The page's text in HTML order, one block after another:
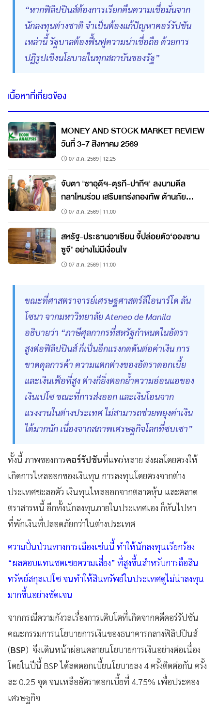
“หากฟิลิปปินส์ต้องการเรียกคืนความเชื่อมั่นจาก
นักลงทุนต่างชาติ จำเป็นต้องแก้ปัญหาคอร์รัปชัน
เหล่านี้ รัฐบาลต้องฟื้นฟูความน่าเชื่อถือ ด้วยการ
ปฏิรูปเชิงนโยบายในทุกสถาบันของรัฐ”
เนื้อหาที่เกี่ยวข้อง
MONEY AND STOCK MARKET REVIEW
วันที่ 3-7 สิงหาคม 2569
07 ส.ค. 2569 | 12:25
จับตา 'ซาอุดีฯ-ตุรกี-ปากีฯ' ลงนามดีล
กลาโหมร่วม เสริมแกร่งกองทัพ ต้านภัย
คุกคาม
07 ส.ค. 2569 | 11:00
สหรัฐ-ประธานอาเซียน จี้ปล่อยตัว‘อองซาน
ซูจี’ อย่างไม่มีเงื่อนไข
07 ส.ค. 2569 | 11:00
ขณะที่ศาสตราจารย์เศรษฐศาสตร์ลีโอนาร์โด ลัน
โซนา จากมหาวิทยาลัย Ateneo de Manila
อธิบายว่า “ภาษีศุลกากรที่สหรัฐกำหนดในอัตรา
สูงต่อฟิลิปปินส์ ก็เป็นอีกแรงกดดันต่อค่าเงิน การ
ขาดดุลการค้า ความแตกต่างของอัตราดอกเบี้ย
และเงินเฟ้อที่สูง ต่างก็ยิ่งตอกย้ำความอ่อนแอของ
เงินเปโซ ขณะที่การส่งออก และเงินโอนจาก
แรงงานในต่างประเทศ ไม่สามารถช่วยพยุงค่าเงิน
ได้มากนัก เนื่องจากสภาพเศรษฐกิจโลกที่ซบเซา”
ทั้งนี้ ภาพของการคอร์รัปชันที่แพร่หลาย ส่งผลโดยตรงให้
เกิดการไหลออกของเงินทุน การลงทุนโดยตรงจากต่าง
ประเทศชะลอตัว เงินทุนไหลออกจากตลาดหุ้น และตลาด
ตราสารหนี้ อีกทั้งนักลงทุนภายในประเทศเอง ก็หันไปหา
ที่พักเงินที่ปลอดภัยกว่าในต่างประเทศ
ความปั่นป่วนทางการเมืองเช่นนี้ ทำให้นักลงทุนเรียกร้อง
“ผลตอบแทนชดเชยความเสี่ยง” ที่สูงขึ้นสำหรับการถือสิน
ทรัพย์สกุลเปโซ จนทำให้สินทรัพย์ในประเทศดูไม่น่าลงทุน
มากขึ้นอย่างชัดเจน
จากกรณีความกังวลเรื่องการเติบโตที่เกิดจากคดีคอร์รัปชัน
คณะกรรมการนโยบายการเงินของธนาคารกลางฟิลิปปินส์
(BSP) จึงเดินหน้าผ่อนคลายนโยบายการเงินอย่างต่อเนื่อง
โดยในปีนี้ BSP ได้ลดดอกเบี้ยนโยบายลง 4 ครั้งติดต่อกัน ครั้ง
ละ 0.25 จุด จนเหลืออัตราดอกเบี้ยที่ 4.75% เพื่อประคอง
เศรษฐกิจ